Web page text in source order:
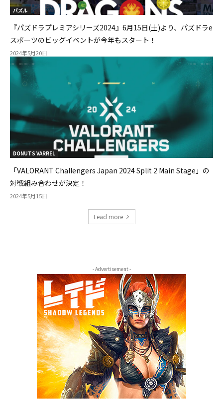
パズル
『パズドラプレミアシリーズ2024』6月15日(土)より、パズドラe
スポーツのビッグイベントが今年もスタート！
2024年5月20日
DONUTS VARREL
「VALORANT Challengers Japan 2024 Split 2 Main Stage」の
対戦組み合わせが決定！
2024年5月15日
Lead more
- Advertisement -